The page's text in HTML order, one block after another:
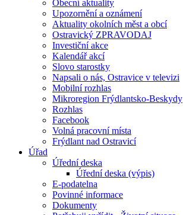
Obecní aktuality
Upozornění a oznámení
Aktuality okolních měst a obcí
Ostravický ZPRAVODAJ
Investiční akce
Kalendář akcí
Slovo starostky
Napsali o nás, Ostravice v televizi
Mobilní rozhlas
Mikroregion Frýdlantsko-Beskydy
Rozhlas
Facebook
Volná pracovní místa
Frýdlant nad Ostravicí
Úřad
Úřední deska
Úřední deska (výpis)
E-podatelna
Povinné informace
Dokumenty